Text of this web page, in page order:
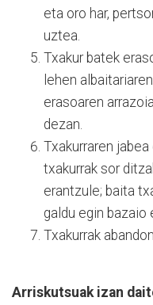
eta oro har,
uztea.
Txakur batek
lehen
erasoaren
dezan.
Txakurraren
txakurrak sor
erantzule; baita
galdu egin bazaio
Txakurrak
Arriskutsuak izan